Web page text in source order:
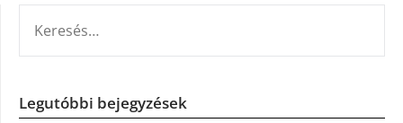
Legutóbbi bejegyzések